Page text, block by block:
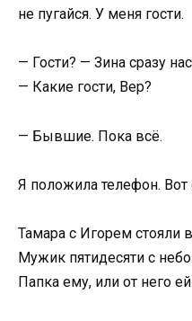
не пугайся. У меня гости.
— Гости? — Зина сразу
— Какие гости, Вер?
— Бывшие. Пока всё.
Я положила телефон. Вот
Тамара с Игорем стояли
Мужик пятидесяти с
Папка ему, или от него